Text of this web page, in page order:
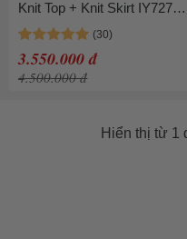
Knit Top + Knit Skirt IY7277
IY7280 Màu Đỏ Size M
(Form Á)
3.550.000 đ
4.500.000 đ
Hiển thị từ 1